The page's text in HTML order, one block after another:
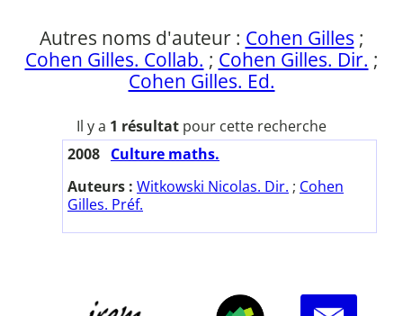
Autres noms d'auteur : Cohen Gilles ;
Cohen Gilles. Collab. ; Cohen Gilles. Dir. ;
Cohen Gilles. Ed.
Il y a 1 résultat pour cette recherche
2008 Culture maths.
Auteurs : Witkowski Nicolas. Dir. ; Cohen
Gilles. Préf.